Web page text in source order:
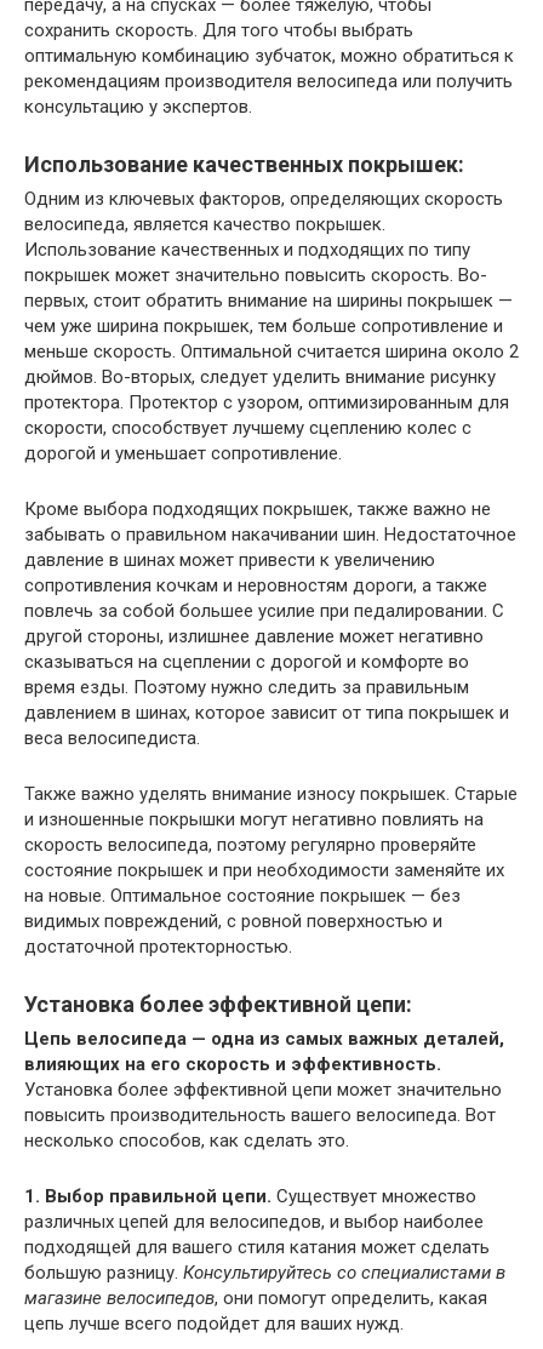
передачу, а на спусках — более тяжелую, чтобы
сохранить скорость. Для того чтобы выбрать
оптимальную комбинацию зубчаток, можно обратиться к
рекомендациям производителя велосипеда или получить
консультацию у экспертов.
Использование качественных покрышек:
Одним из ключевых факторов, определяющих скорость
велосипеда, является качество покрышек.
Использование качественных и подходящих по типу
покрышек может значительно повысить скорость. Во-
первых, стоит обратить внимание на ширины покрышек —
чем уже ширина покрышек, тем больше сопротивление и
меньше скорость. Оптимальной считается ширина около 2
дюймов. Во-вторых, следует уделить внимание рисунку
протектора. Протектор с узором, оптимизированным для
скорости, способствует лучшему сцеплению колес с
дорогой и уменьшает сопротивление.
Кроме выбора подходящих покрышек, также важно не
забывать о правильном накачивании шин. Недостаточное
давление в шинах может привести к увеличению
сопротивления кочкам и неровностям дороги, а также
повлечь за собой большее усилие при педалировании. С
другой стороны, излишнее давление может негативно
сказываться на сцеплении с дорогой и комфорте во
время езды. Поэтому нужно следить за правильным
давлением в шинах, которое зависит от типа покрышек и
веса велосипедиста.
Также важно уделять внимание износу покрышек. Старые
и изношенные покрышки могут негативно повлиять на
скорость велосипеда, поэтому регулярно проверяйте
состояние покрышек и при необходимости заменяйте их
на новые. Оптимальное состояние покрышек — без
видимых повреждений, с ровной поверхностью и
достаточной протекторностью.
Установка более эффективной цепи:
Цепь велосипеда — одна из самых важных деталей,
влияющих на его скорость и эффективность.
Установка более эффективной цепи может значительно
повысить производительность вашего велосипеда. Вот
несколько способов, как сделать это.
1. Выбор правильной цепи. Существует множество
различных цепей для велосипедов, и выбор наиболее
подходящей для вашего стиля катания может сделать
большую разницу. Консультируйтесь со специалистами в
магазине велосипедов, они помогут определить, какая
цепь лучше всего подойдет для ваших нужд.